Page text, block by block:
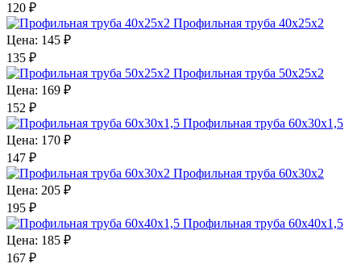
120 ₽
Профильная труба 40х25х2
Цена: 145 ₽
135 ₽
Профильная труба 50х25х2
Цена: 169 ₽
152 ₽
Профильная труба 60х30х1,5
Цена: 170 ₽
147 ₽
Профильная труба 60х30х2
Цена: 205 ₽
195 ₽
Профильная труба 60х40х1,5
Цена: 185 ₽
167 ₽